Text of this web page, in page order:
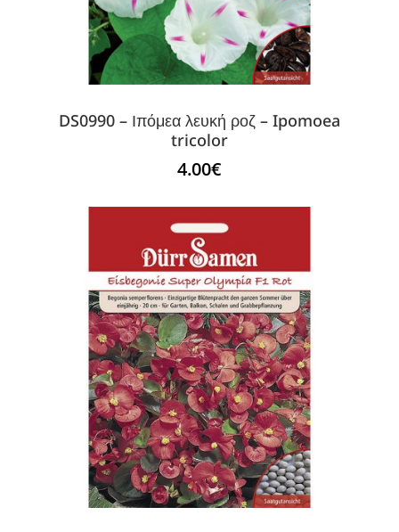
DS0990 – Ιπόμεα λευκή ροζ – Ipomoea
tricolor
4.00€